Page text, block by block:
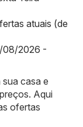
atuais (de
08/2026 -
casa e
Aqui
ofertas